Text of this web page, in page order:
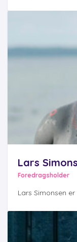
Lars
Foredragsholder
Lars Simonsen